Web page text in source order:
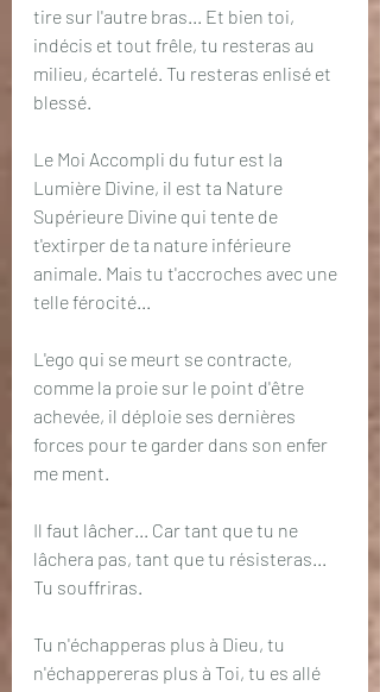
tire sur l'autre bras... Et bien toi,
indécis et tout frêle, tu resteras au
milieu, écartelé. Tu resteras enlisé et
blessé.
Le Moi Accompli du futur est la
Lumière Divine, il est ta Nature
Supérieure Divine qui tente de
t'extirper de ta nature inférieure
animale. Mais tu t'accroches avec une
telle férocité...
L'ego qui se meurt se contracte,
comme la proie sur le point d'être
achevée, il déploie ses dernières
forces pour te garder dans son enfer
me ment.
Il faut lâcher... Car tant que tu ne
lâchera pas, tant que tu résisteras...
Tu souffriras.
Tu n'échapperas plus à Dieu, tu
n'échappereras plus à Toi, tu es allé